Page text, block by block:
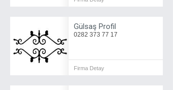
Gülsaş Profil
0282 373 77 17
Firma Detay